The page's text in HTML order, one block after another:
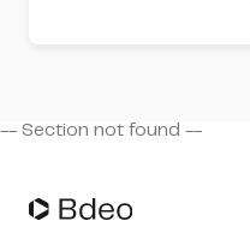
-- Section not found --